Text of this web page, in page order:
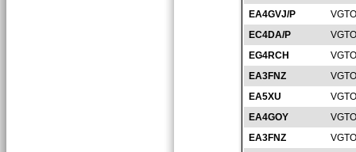
EA4GVJ/P
EC4DA/P
EG4RCH
EA3FNZ
EA5XU
EA4GOY
EA3FNZ